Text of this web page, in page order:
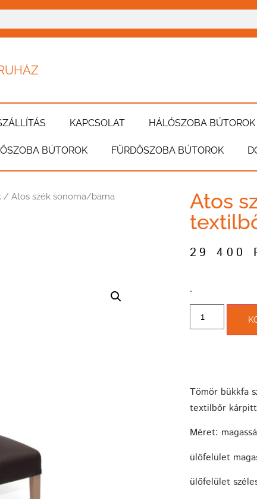
KAPCSOLAT HÁLÓSZOBA BÚTOROK
BÚTOROK FÜRDŐSZOBA BÚTOROK
/ Atos szék sonoma/barna
Atos
29 400
­.
Tömör bükkfa
textilbőr
Méret:
ülőfelület
ülőfelület